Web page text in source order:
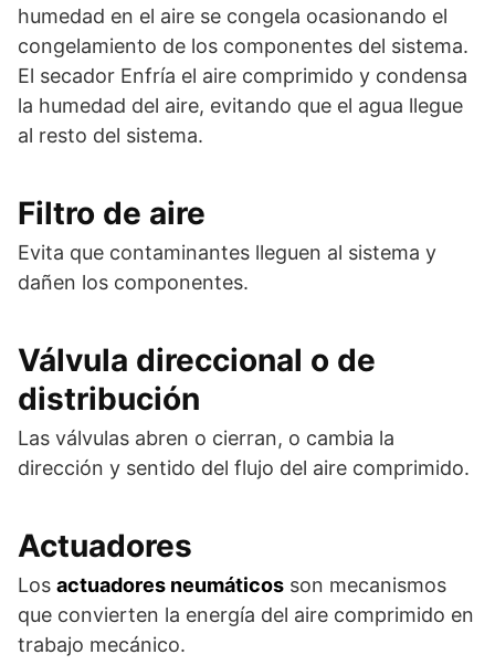
humedad en el aire se congela ocasionando el
congelamiento de los componentes del sistema.
El secador Enfría el aire comprimido y condensa
la humedad del aire, evitando que el agua llegue
al resto del sistema.
Filtro de aire
Evita que contaminantes lleguen al sistema y
dañen los componentes.
Válvula direccional o de
distribución
Las válvulas abren o cierran, o cambia la
dirección y sentido del flujo del aire comprimido.
Actuadores
Los actuadores neumáticos son mecanismos
que convierten la energía del aire comprimido en
trabajo mecánico.